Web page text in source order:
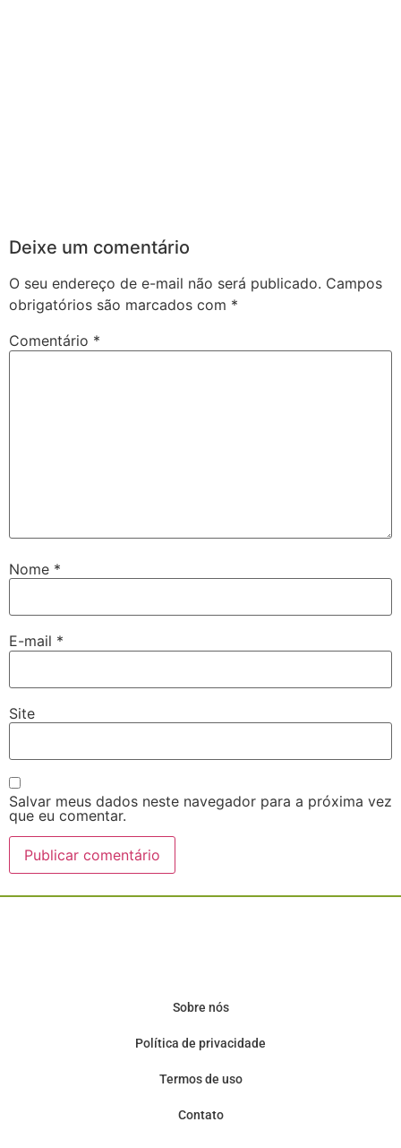
Deixe um comentário
O seu endereço de e-mail não será publicado. Campos
obrigatórios são marcados com *
Comentário *
Nome *
E-mail *
Site
Salvar meus dados neste navegador para a próxima vez
que eu comentar.
Sobre nós
Política de privacidade
Termos de uso
Contato